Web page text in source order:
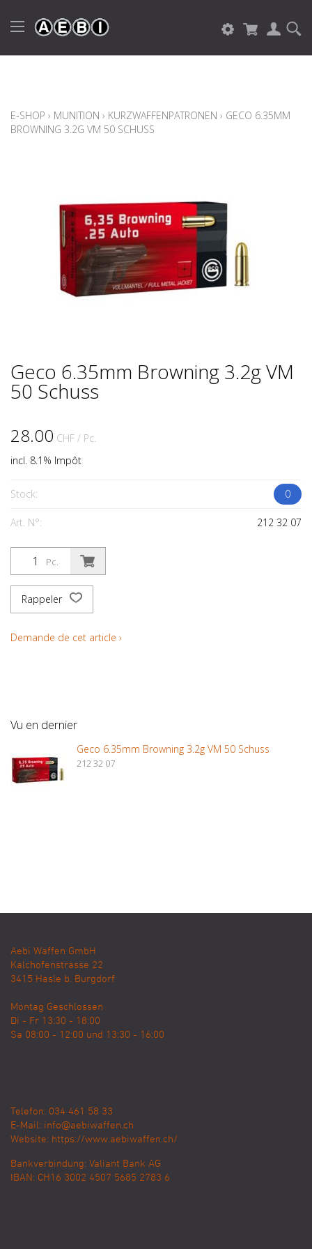
E-SHOP › MUNITION › KURZWAFFENPATRONEN › GECO 6.35MM
BROWNING 3.2G VM 50 SCHUSS
Geco 6.35mm Browning 3.2g VM
50 Schuss
28.00 CHF / Pc.
incl. 8.1% Impôt
Stock: 0
Art. N°: 212 32 07
Pc.
Rappeler
Demande de cet article ›
Vu en dernier
Geco 6.35mm Browning 3.2g VM 50 Schuss
212 32 07
Aebi Waffen GmbH
Kalchofenstrasse 22
3415 Hasle b. Burgdorf
Montag Geschlossen
Di - Fr 13:30 - 18:00
Sa 08:00 - 12:00 und 13:30 - 16:00
Telefon: 034 461 58 33
E-Mail: info@aebiwaffen.ch
Website: https://www.aebiwaffen.ch/
Bankverbindung: Valiant Bank AG
IBAN: CH16 3002 4507 5685 2783 6